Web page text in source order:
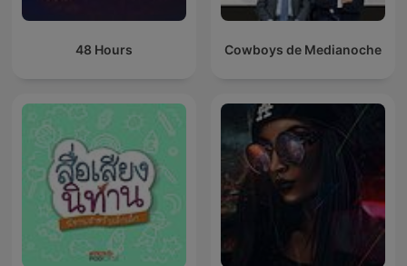
48 Hours Cowboys de Medianoche